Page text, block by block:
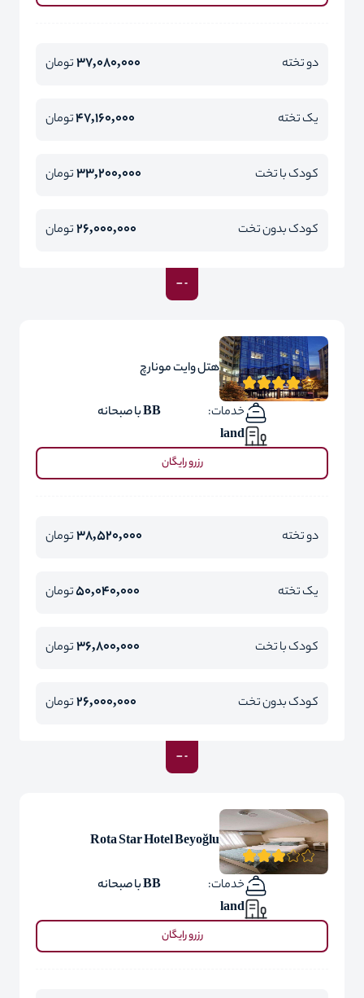
دو تخته 37,080,000تومان
یک تخته 47,160,000تومان
کودک با تخت 33,200,000تومان
کودک بدون تخت 26,000,000تومان
هتل وایت مونارچ
خدمات:
BB با صبحانه
land
رزرو رایگان
دو تخته 38,520,000تومان
یک تخته 50,040,000تومان
کودک با تخت 36,800,000تومان
کودک بدون تخت 26,000,000تومان
Rota Star Hotel Beyoğlu
خدمات:
BB با صبحانه
land
رزرو رایگان